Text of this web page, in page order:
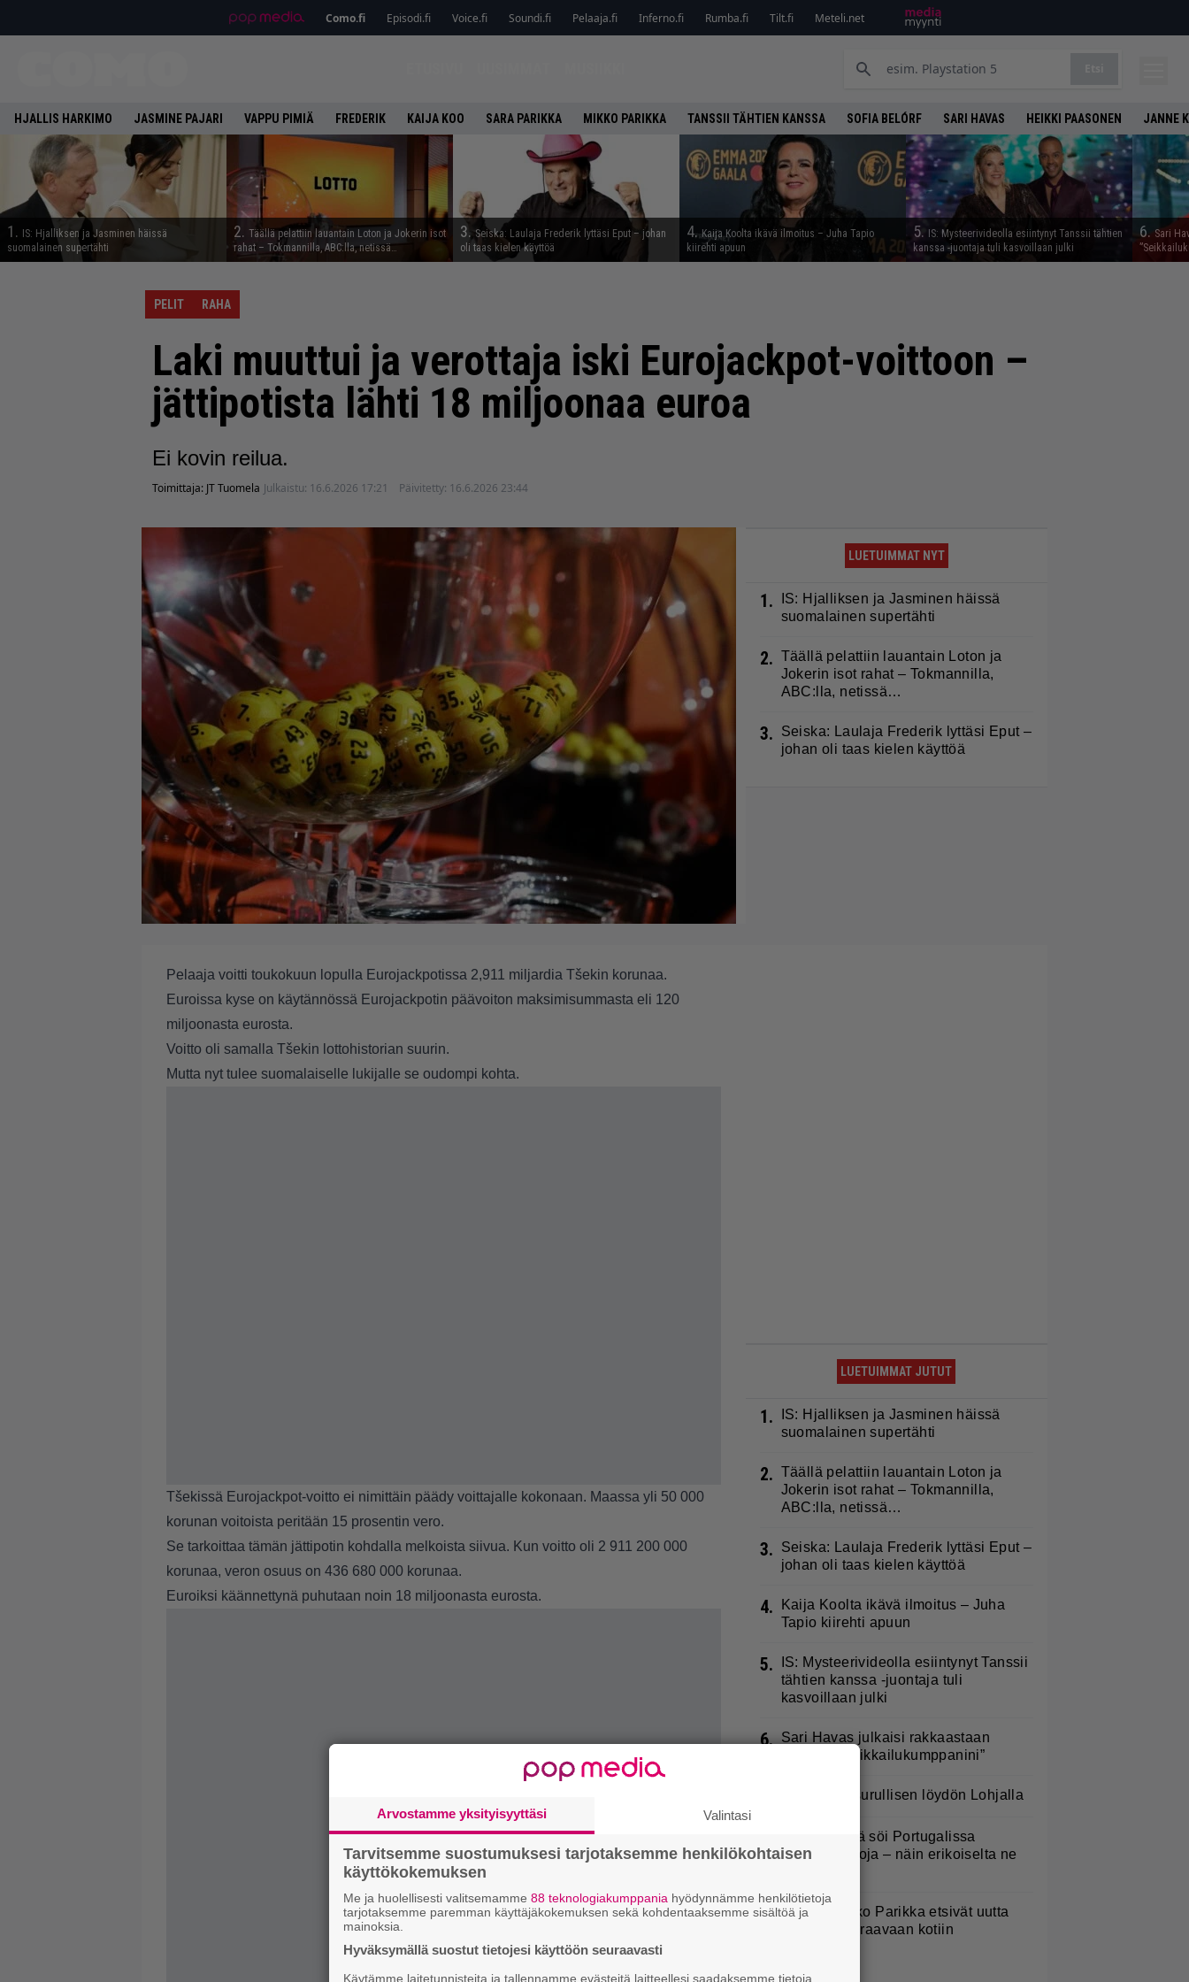
Como.fi Episodi.fi Voice.fi Soundi.fi Pelaaja.fi Inferno.fi Rumba.fi Tilt.fi Meteli.net
HJALLIS HARKIMO JASMINE PAJARI VAPPU PIMIÄ FREDERIK KAIJA KOO SARA PARIKKA MIKKO PARIKKA TANSSII TÄHTIEN KANSSA SOFIA BELÓRF SARI HAVAS HEIKKI PAASONEN JANNE
1.
IS: Hjalliksen ja Jasminen häissä
suomalainen supertähti
2. Täällä pelattiin lauantain Loton ja Jokerin isot
rahat – Tokmannilla, ABC:lla, netissä…
3. Seiska: Laulaja Frederik lyttäsi Eput – johan
oli taas kielen käyttöä
4.Kaija Koolta ikävä ilmoitus – Juha Tapio
kiirehti apuun
5.
IS: Mysteerivideolla esiintynyt Tanssii tähtien
kanssa -juontaja tuli kasvoillaan julki
6. Sari
PELIT RAHA
Laki muuttui ja verottaja iski Eurojackpot-voittoon –
jättipotista lähti 18 miljoonaa euroa
Ei kovin reilua.
Toimittaja: JT Tuomela Julkaistu: 16.6.2026 17:21 Päivitetty: 16.6.2026 23:44
LUETUIMMAT NYT
1.
IS: Hjalliksen ja Jasminen häissä
suomalainen supertähti
2. Täällä pelattiin lauantain Loton ja
Jokerin isot rahat – Tokmannilla,
ABC:lla, netissä…
3.
Seiska: Laulaja Frederik lyttäsi Eput –
johan oli taas kielen käyttöä
Pelaaja voitti toukokuun lopulla Eurojackpotissa 2,911 miljardia Tšekin korunaa.
Euroissa kyse on käytännössä Eurojackpotin päävoiton maksimisummasta eli 120
miljoonasta eurosta.
Voitto oli samalla Tšekin lottohistorian suurin.
Mutta nyt tulee suomalaiselle lukijalle se oudompi kohta.
Tšekissä Eurojackpot-voitto ei nimittäin päädy voittajalle kokonaan. Maassa yli 50 000
korunan voitoista peritään 15 prosentin vero.
Se tarkoittaa tämän jättipotin kohdalla melkoista siivua. Kun voitto oli 2 911 200 000
korunaa, veron osuus on 436 680 000 korunaa.
Euroiksi käännettynä puhutaan noin 18 miljoonasta eurosta.
LUETUIMMAT JUTUT
1.
IS: Hjalliksen ja Jasminen häissä
suomalainen supertähti
2. Täällä pelattiin lauantain Loton ja
Jokerin isot rahat – Tokmannilla,
ABC:lla, netissä…
3.
Seiska: Laulaja Frederik lyttäsi Eput –
johan oli taas kielen käyttöä
4.
Kaija Koolta ikävä ilmoitus – Juha
Tapio kiirehti apuun
5.
IS: Mysteerivideolla esiintynyt Tanssii
tähtien kanssa -juontaja tuli
kasvoillaan julki
6.
Sari Havas julkaisi rakkaastaan
kuvan – ”Seikkailukumppanini”
Poliisi teki surullisen löydön Lohjalla
Vappu Pimiä söi Portugalissa
hanhenkauloja – näin erikoiselta ne
9. Sara ja Mikko Parikka etsivät uutta
kotia – ”Seuraavaan kotiin
Arvostamme yksityisyyttäsi Valintasi
Tarvitsemme suostumuksesi tarjotaksemme henkilökohtaisen
käyttökokemuksen
Me ja huolellisesti valitsemamme 88 teknologiakumppania hyödynnämme henkilötietoja
tarjotaksemme paremman käyttäjäkokemuksen sekä kohdentaaksemme sisältöä ja
mainoksia.
Hyväksymällä suostut tietojesi käyttöön seuraavasti
Käytämme laitetunnisteita ja tallennamme evästeitä laitteellesi saadaksemme tietoja